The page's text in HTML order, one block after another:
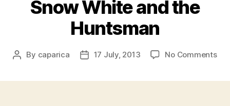
Snow White and the
Huntsman
Post
By caparica
Post17 July, 2013 No Commentson